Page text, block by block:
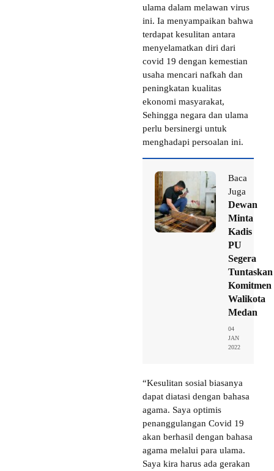
ulama dalam melawan virus
ini. Ia menyampaikan bahwa
terdapat kesulitan antara
menyelamatkan diri dari
covid 19 dengan kemestian
usaha mencari nafkah dan
peningkatan kualitas
ekonomi masyarakat,
Sehingga negara dan ulama
perlu bersinergi untuk
menghadapi persoalan ini.
Baca
Juga
Dewan
Minta
Kadis
PU
Segera
Tuntaskan
Komitmen
Walikota
Medan
04
JAN
2022
“Kesulitan sosial biasanya
dapat diatasi dengan bahasa
agama. Saya optimis
penanggulangan Covid 19
akan berhasil dengan bahasa
agama melalui para ulama.
Saya kira harus ada gerakan